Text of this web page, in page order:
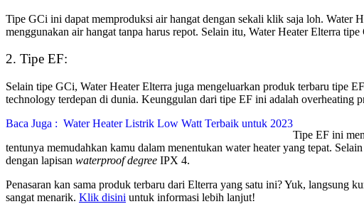
Tipe GCi ini dapat memproduksi air hangat dengan sekali klik saja loh. Water
menggunakan air hangat tanpa harus repot. Selain itu, Water Heater Elterra
2. Tipe EF:
Selain tipe GCi, Water Heater Elterra juga mengeluarkan produk terbaru tipe
technology terdepan di dunia. Keunggulan dari tipe EF ini adalah overheating
Baca Juga : Water Heater Listrik Low Watt Terbaik untuk 2023
Tipe EF ini
tentunya memudahkan kamu dalam menentukan water heater yang tepat.
dengan lapisan waterproof degree IPX 4.
Penasaran kan sama produk terbaru dari Elterra yang satu ini? Yuk, langsung
sangat menarik. Klik disini untuk informasi lebih lanjut!